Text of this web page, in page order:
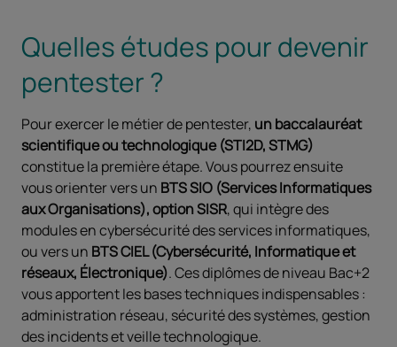
Quelles études pour devenir
pentester ?
Pour exercer le métier de pentester, un baccalauréat
scientifique ou technologique (STI2D, STMG)
constitue la première étape. Vous pourrez ensuite
vous orienter vers un BTS SIO (Services Informatiques
aux Organisations), option SISR, qui intègre des
modules en cybersécurité des services informatiques,
ou vers un BTS CIEL (Cybersécurité, Informatique et
réseaux, Électronique). Ces diplômes de niveau Bac+2
vous apportent les bases techniques indispensables :
administration réseau, sécurité des systèmes, gestion
des incidents et veille technologique.